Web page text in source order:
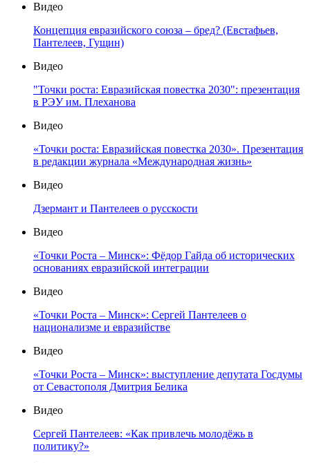
Видео
Концепция евразийского союза – бред? (Евстафьев,
Пантелеев, Гущин)
Видео
"Точки роста: Евразийская повестка 2030": презентация
в РЭУ им. Плеханова
Видео
«Точки роста: Евразийская повестка 2030». Презентация
в редакции журнала «Международная жизнь»
Видео
Дзермант и Пантелеев о русскости
Видео
«Точки Роста – Минск»: Фёдор Гайда об исторических
основаниях евразийской интеграции
Видео
«Точки Роста – Минск»: Сергей Пантелеев о
национализме и евразийстве
Видео
«Точки Роста – Минск»: выступление депутата Госдумы
от Севастополя Дмитрия Белика
Видео
Сергей Пантелеев: «Как привлечь молодёжь в
политику?»